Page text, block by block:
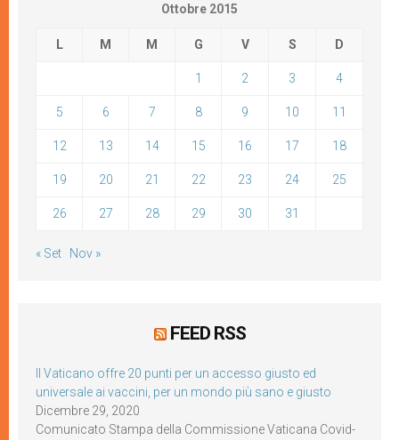
Ottobre 2015
L M M G V S D
1 2 3 4
5 6 7 8 9 10 11
12 13 14 15 16 17 18
19 20 21 22 23 24 25
26 27 28 29 30 31
« Set Nov »
FEED RSS
Il Vaticano offre 20 punti per un accesso giusto ed
universale ai vaccini, per un mondo più sano e giusto
Dicembre 29, 2020
Comunicato Stampa della Commissione Vaticana Covid-